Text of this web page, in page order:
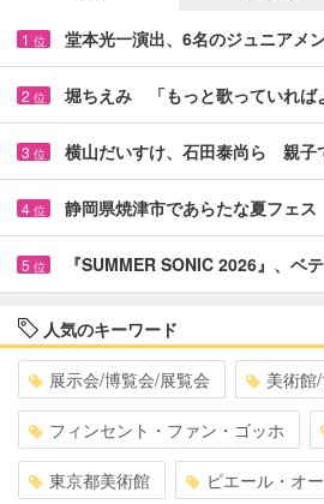
1 位 堂本光一演出、6名のジュニアメ
2 位 堀ちえみ 「もっと歌っていれば
3 位 横山だいすけ、石田泰尚ら 親子
4 位 静岡県焼津市であらたな夏フェ
5 位 『SUMMER SONIC 2026』、ベ
人気のキーワード
展示会/博覧会/展覧会 美術館
フィンセント・ファン・ゴッホ
東京都美術館 ピエール・オ